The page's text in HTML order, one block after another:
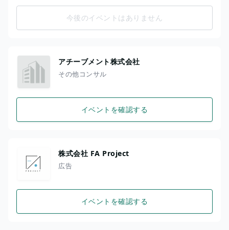
今後のイベントはありません
アチーブメント株式会社
その他コンサル
イベントを確認する
株式会社 FA Project
広告
イベントを確認する